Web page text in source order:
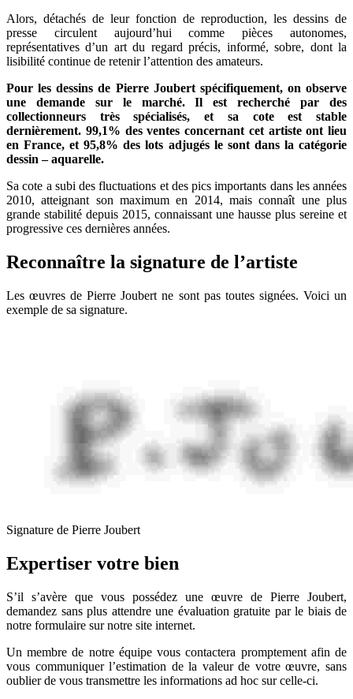
Alors, détachés de leur fonction de reproduction, les dessins de
presse circulent aujourd’hui comme pièces autonomes,
représentatives d’un art du regard précis, informé, sobre, dont la
lisibilité continue de retenir l’attention des amateurs.
Pour les dessins de Pierre Joubert spécifiquement, on observe
une demande sur le marché. Il est recherché par des
collectionneurs très spécialisés, et sa cote est stable
dernièrement. 99,1% des ventes concernant cet artiste ont lieu
en France, et 95,8% des lots adjugés le sont dans la catégorie
dessin – aquarelle.
Sa cote a subi des fluctuations et des pics importants dans les années
2010, atteignant son maximum en 2014, mais connaît une plus
grande stabilité depuis 2015, connaissant une hausse plus sereine et
progressive ces dernières années.
Reconnaître la signature de l’artiste
Les œuvres de Pierre Joubert ne sont pas toutes signées. Voici un
exemple de sa signature.
Signature de Pierre Joubert
Expertiser votre bien
S’il s’avère que vous possédez une œuvre de Pierre Joubert,
demandez sans plus attendre une évaluation gratuite par le biais de
notre formulaire sur notre site internet.
Un membre de notre équipe vous contactera promptement afin de
vous communiquer l’estimation de la valeur de votre œuvre, sans
oublier de vous transmettre les informations ad hoc sur celle-ci.